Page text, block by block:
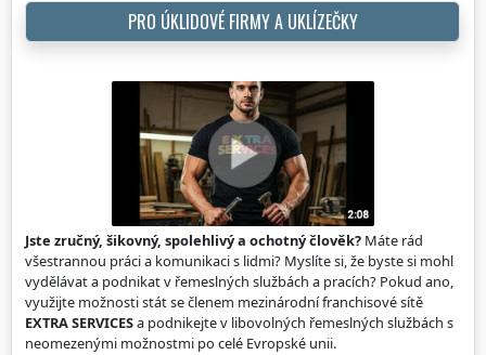
PRO ÚKLIDOVÉ FIRMY A UKLÍZEČKY
Jste zručný, šikovný, spolehlivý a ochotný člověk? Máte rád
všestrannou práci a komunikaci s lidmi? Myslíte si, že byste si mohl
vydělávat a podnikat v řemeslných službách a pracích? Pokud ano,
využijte možnosti stát se členem mezinárodní franchisové sítě
EXTRA SERVICESa podnikejte v libovolných řemeslných službách s
neomezenými možnostmi po celé Evropské unii.